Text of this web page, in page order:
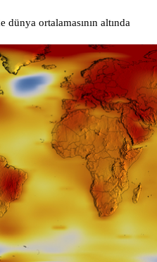
ortalamasının altında